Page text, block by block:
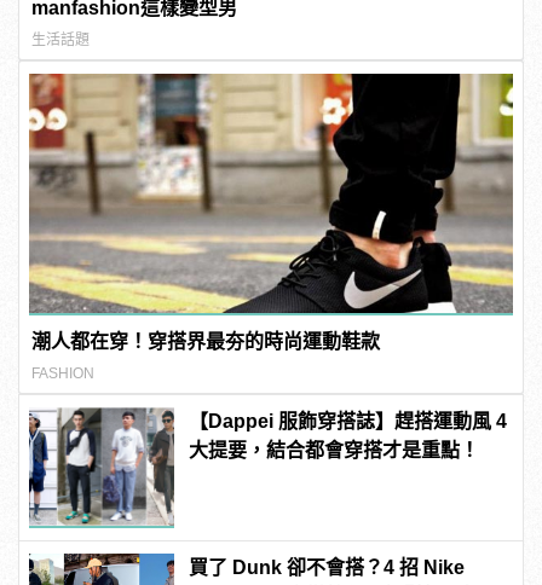
manfashion這樣變型男
生活話題
潮人都在穿！穿搭界最夯的時尚運動鞋款
FASHION
【Dappei 服飾穿搭誌】趕搭運動風 4
大提要，結合都會穿搭才是重點！
買了 Dunk 卻不會搭？4 招 Nike